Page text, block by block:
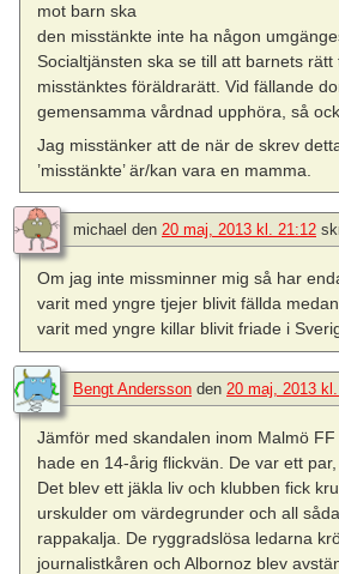
mot barn ska
den misstänkte inte ha någon
Socialtjänsten ska se till att barnets
misstänktes föräldrarätt. Vid fällande
gemensamma vårdnad upphöra, så
Jag misstänker att de när de skrev
’misstänkte’ är/kan vara en mamma.
michael den 20 maj, 2013 kl. 21:12
Om jag inte missminner mig så har
varit med yngre tjejer blivit fällda
varit med yngre killar blivit friade i
Bengt Andersson den 20 maj, 2013
Jämför med skandalen inom Malmö
hade en 14-årig flickvän. De var ett
Det blev ett jäkla liv och klubben fick
urskulder om värdegrunder och all
rappakalja. De ryggradslösa ledarna
journalistkåren och Albornoz blev